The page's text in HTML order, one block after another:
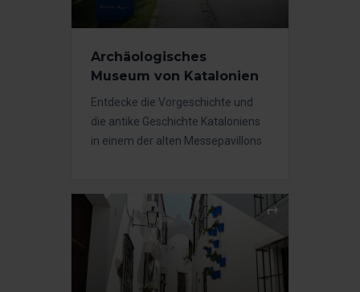
Archäologisches
Museum von Katalonien
Entdecke die Vorgeschichte und
die antike Geschichte Kataloniens
in einem der alten Messepavillons